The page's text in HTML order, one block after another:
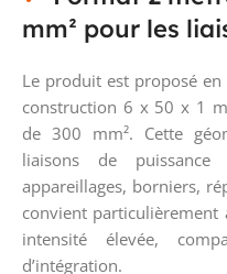
mm² pour les
Le produit est proposé
construction 6 x 50 x 1
de 300 mm². Cette
liaisons de
appareillages, borniers,
convient
intensité élevée,
d’intégration.